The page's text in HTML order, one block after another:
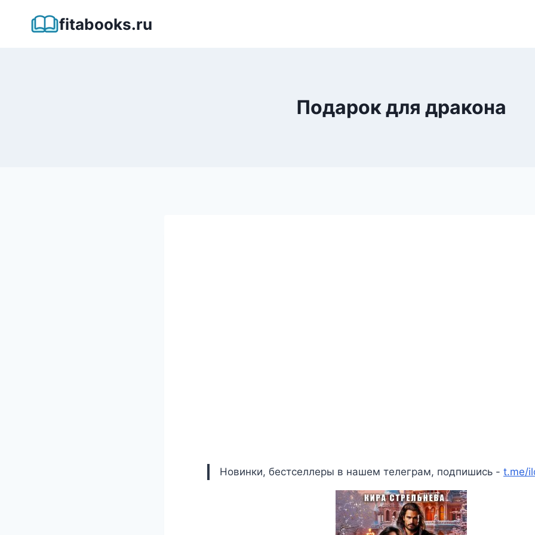
fitabooks.ru
Подарок для дракона
Новинки, бестселлеры в нашем телеграм, подпишись - t.me/